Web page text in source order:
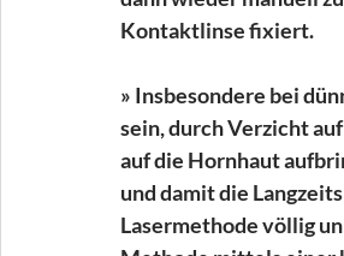
Kontaktlinse fixiert.
» Insbesondere bei
sein, durch Verzicht
auf die Hornhaut
und damit die
Lasermethode völlig